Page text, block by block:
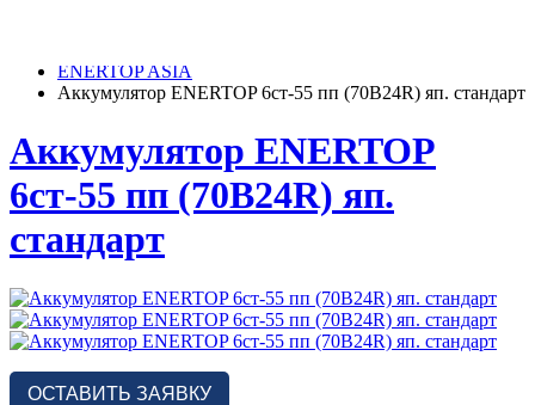
ENERTOP ASIA
Аккумулятор ENERTOP 6ст-55 пп (70B24R) яп. стандарт
Аккумулятор ENERTOP
6ст-55 пп (70B24R) яп.
стандарт
ОСТАВИТЬ ЗАЯВКУ